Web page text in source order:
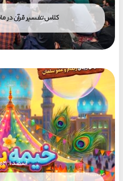
کلاس تفسیر قرآن در
اسفند ۱, ۱۴۰۴